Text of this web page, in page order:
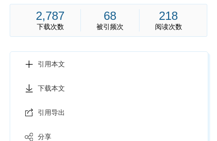
2,787 68 218
下载次数 被引频次 阅读次数
引用本文
下载本文
引用导出
分享